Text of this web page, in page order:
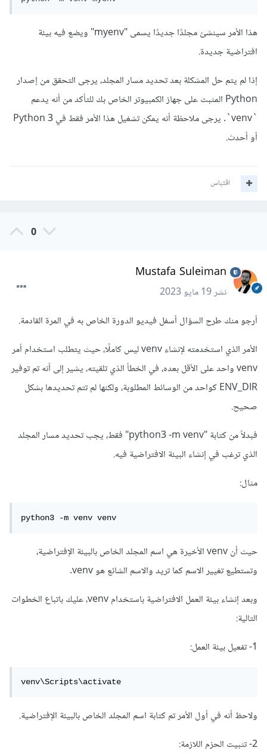
هذا الأمر سينشئ مجلدًا جديدًا يسمى "myenv" ويضع فيه بيئة
افتراضية جديدة.
إذا لم يتم حل المشكلة بعد تحديد مسار المجلد، يرجى التحقق من إصدار
Python المثبت على جهاز الكمبيوتر الخاص بك للتأكد من أنه يدعم
`venv`. يرجى ملاحظة أنه يمكن تشغيل هذا الأمر فقط في Python 3
أو أحدث.
اقتباس
0
Mustafa Suleiman
نشر19 مايو 2023
أرجو منك طرح السؤال أسفل فيديو الدورة الخاص به في المرة القادمة.
الأمر الذي استخدمته لإنشاء venv ليس كاملًا، حيث يتطلب استخدام أمر
venv واحد على الأقل بعده، في الخطأ الذي تلقيته، يشير إلى أنه تم توفير
ENV_DIR كواحد من الوسائط المطلوبة، ولكنها لم تتم تحديدها بشكل
صحيح.
فبدلاً من كتابة "python3 -m venv" فقط، يجب تحديد مسار المجلد
الذي ترغب في إنشاء البيئة الافتراضية فيه.
مثال:
python3 -m venv venv
حيث أن venv الأخيرة هي اسم المجلد الخاص بالبيئة الإفتراضية،
وتستطيع تغيير الاسم كما تريد والاسم الشائع هو venv.
وبعد إنشاء بيئة العمل الافتراضية باستخدام venv، عليك باتباع الخطوات
التالية:
1- تفعيل بيئة العمل:
venv\Scripts\activate
ولاحظ أنه في أول الأمر تم كتابة اسم المجلد الخاص بالبيئة الإفتراضية.
2- تثبيت الحزم اللازمة: